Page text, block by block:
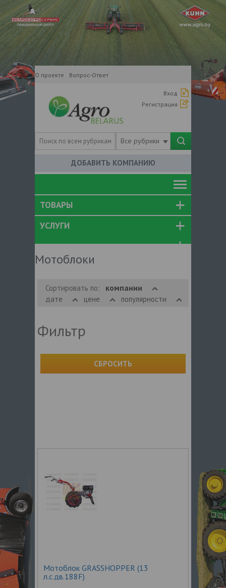
О проекте Вопрос-Ответ
Вход
Регистрация
Все рубрики
ДОБАВИТЬ КОМПАНИЮ
ТОВАРЫ
УСЛУГИ
Мотоблоки
Сортировать по: компании
дате цене популярности
Фильтр
СБРОСИТЬ
Мотоблок GRASSHOPPER (13
л.с.дв.188F)